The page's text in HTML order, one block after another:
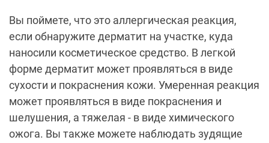
Вы поймете, что это аллергическая реакция,
если обнаружите дерматит на участке, куда
наносили косметическое средство. В легкой
форме дерматит может проявляться в виде
сухости и покраснения кожи. Умеренная реакция
может проявляться в виде покраснения и
шелушения, а тяжелая - в виде химического
ожога. Вы также можете наблюдать зудящие